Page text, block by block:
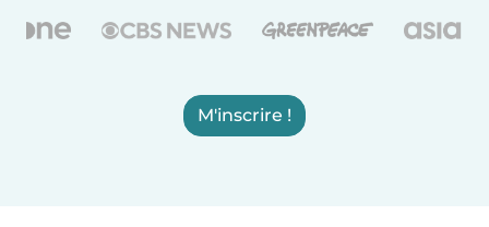
M'inscrire !